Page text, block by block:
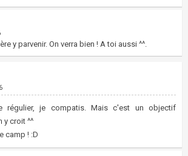
y parvenir. On verra bien ! A toi aussi ^^.
régulier, je compatis. Mais c'est un objectif
y croit ^^
camp ! :D